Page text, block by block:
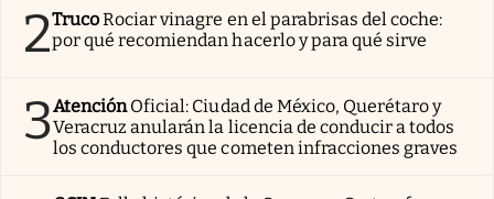
2TrucoRociar vinagre en el parabrisas del coche:
por qué recomiendan hacerlo y para qué sirve
3AtenciónOficial: Ciudad de México, Querétaro y
Veracruz anularán la licencia de conducir a todos
los conductores que cometen infracciones graves